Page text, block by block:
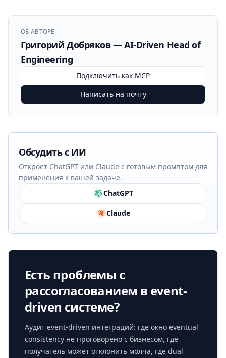
ОБ АВТОРЕ
Григорий Добряков — AI-Driven Head of
Engineering
Подключить как MCP
Написать на почту
Обсудить с ИИ
Откроет ChatGPT или Claude с готовым промптом для
применения к вашей задаче.
ChatGPT
Claude
Есть проблемы с
рассогласованием в event-
driven системе?
Аудит event-driven интеграций: где окно eventual
consistency не проговорено с бизнесом, где
получатель может отклонить молча, где dual